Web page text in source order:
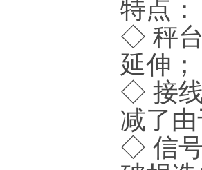
特点：
◇ 秤
延伸；
◇ 接
减了
◇ 信